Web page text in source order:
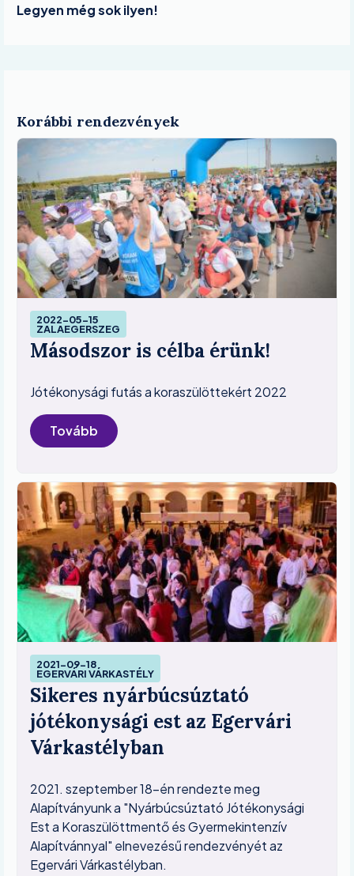
Legyen még sok ilyen!
Korábbi rendezvények
Image
2022-05-15
ZALAEGERSZEG
Másodszor is célba érünk!
Jótékonysági futás a koraszülöttekért 2022
Tovább
Image
2021-09-18
EGERVÁRI VÁRKASTÉLY
Sikeres nyárbúcsúztató
jótékonysági est az Egervári
Várkastélyban
2021. szeptember 18-én rendezte meg
Alapítványunk a "Nyárbúcsúztató Jótékonysági
Est a Koraszülöttmentő és Gyermekintenzív
Alapítvánnyal" elnevezésű rendezvényét az
Egervári Várkastélyban.